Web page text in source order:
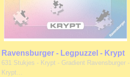
Ravensburger - Legpuzzel - Krypt
Gradient - 631 stukjes
631 Stukjes - Krypt - Gradient Ravensburger -
Krypt…